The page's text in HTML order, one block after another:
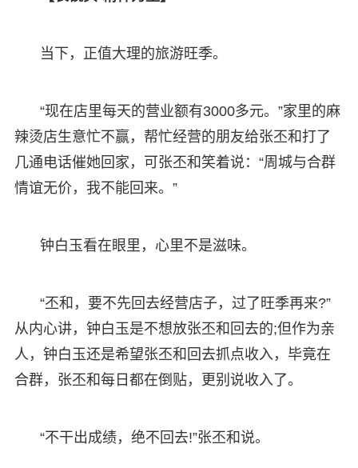
当下，正值大理的旅游旺季。
“现在店里每天的营业额有3000多元。”家里的麻
辣烫店生意忙不赢，帮忙经营的朋友给张丕和打了
几通电话催她回家，可张丕和笑着说：“周城与合群
情谊无价，我不能回来。”
钟白玉看在眼里，心里不是滋味。
“丕和，要不先回去经营店子，过了旺季再来?”
从内心讲，钟白玉是不想放张丕和回去的;但作为亲
人，钟白玉还是希望张丕和回去抓点收入，毕竟在
合群，张丕和每日都在倒贴，更别说收入了。
“不干出成绩，绝不回去!”张丕和说。